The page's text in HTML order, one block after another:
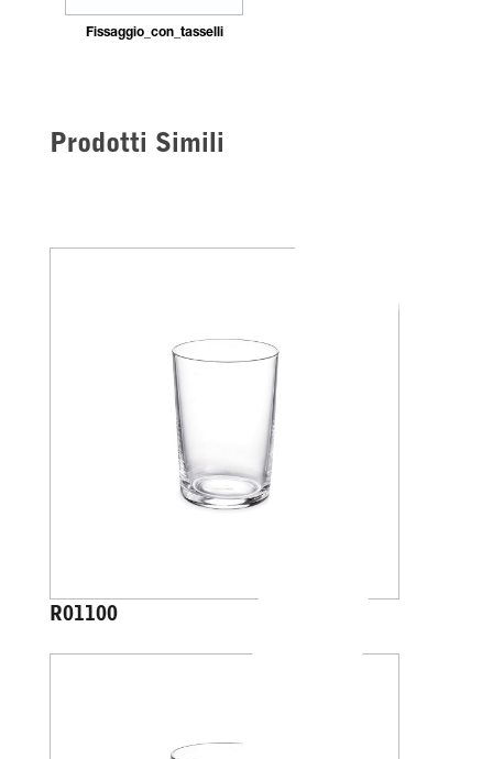
Fissaggio_con_tasselli
Prodotti Simili
R01100